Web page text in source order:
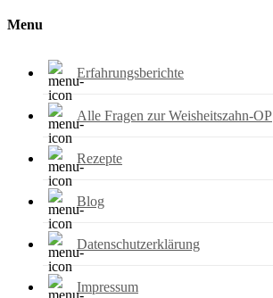
Menu
Erfahrungsberichte
Alle Fragen zur Weisheitszahn-OP
Rezepte
Blog
Datenschutzerklärung
Impressum